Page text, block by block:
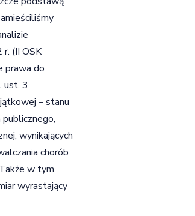
(II OSK
prawa do
ust. 3
– stanu
wynikających
chorób
w tym
wyrastający